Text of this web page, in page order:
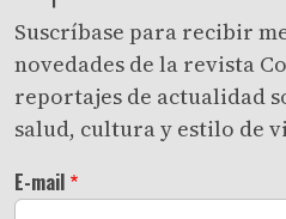
Suscríbase para recibir
novedades de la revista
reportajes de actualidad
salud, cultura y estilo de
E-mail